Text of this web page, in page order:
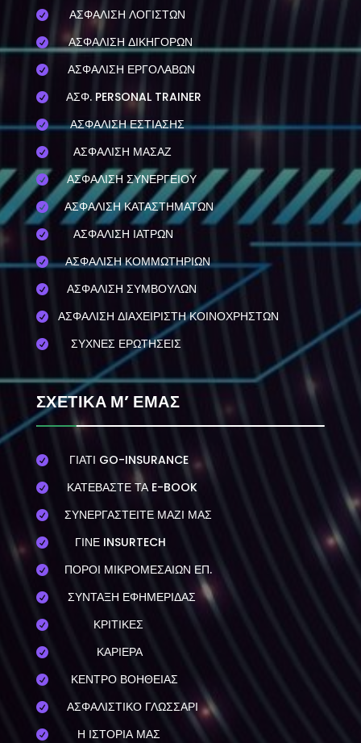
 ΑΣΦΑΛΙΣΗ ΛΟΓΙΣΤΩΝ
 ΑΣΦΑΛΙΣΗ ΔΙΚΗΓΟΡΩΝ
 ΑΣΦΑΛΙΣΗ ΕΡΓΟΛΑΒΩΝ
 ΑΣΦ. PERSONAL TRAINER
 ΑΣΦΑΛΙΣΗ ΕΣΤΙΑΣΗΣ
 ΑΣΦΑΛΙΣΗ ΜΑΣΑΖ
 ΑΣΦΑΛΙΣΗ ΣΥΝΕΡΓΕΙΟΥ
 ΑΣΦΑΛΙΣΗ ΚΑΤΑΣΤΗΜΑΤΩΝ
 ΑΣΦΑΛΙΣΗ ΙΑΤΡΩΝ
 ΑΣΦΑΛΙΣΗ ΚΟΜΜΩΤΗΡΙΩΝ
 ΑΣΦΑΛΙΣΗ ΣΥΜΒΟΥΛΩΝ
 ΑΣΦΑΛΙΣΗ ΔΙΑΧΕΙΡΙΣΤΗ ΚΟΙΝΟΧΡΗΣΤΩΝ
 ΣΥΧΝΕΣ ΕΡΩΤΗΣΕΙΣ
ΣΧΕΤΙΚΑ Μ’ ΕΜΑΣ
 ΓΙΑΤΙ GO-INSURANCE
 ΚΑΤΕΒΑΣΤΕ ΤΑ E-BOOK
 ΣΥΝΕΡΓΑΣΤΕΙΤΕ ΜΑΖΙ ΜΑΣ
 ΓΙΝΕ INSURTECH
 ΠΟΡΟΙ ΜΙΚΡΟΜΕΣΑΙΩΝ ΕΠ.
 ΣΥΝΤΑΞΗ ΕΦΗΜΕΡΙΔΑΣ
 ΚΡΙΤΙΚΕΣ
 ΚΑΡΙΕΡΑ
 ΚΕΝΤΡΟ ΒΟΗΘΕΙΑΣ
 ΑΣΦΑΛΙΣΤΙΚΟ ΓΛΩΣΣΑΡΙ
 Η ΙΣΤΟΡΙΑ ΜΑΣ